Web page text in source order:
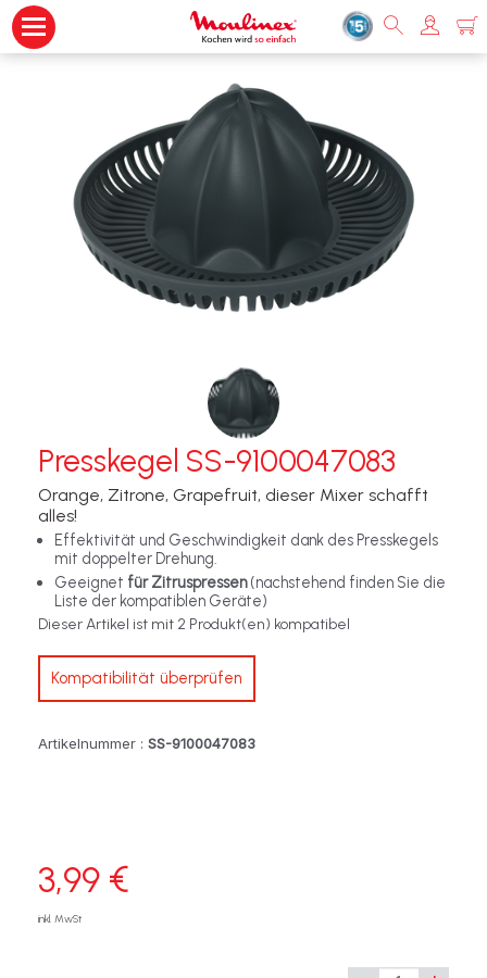
Presskegel SS-9100047083
Orange, Zitrone, Grapefruit, dieser Mixer schafft
alles!
Effektivität und Geschwindigkeit dank des Presskegels
mit doppelter Drehung.
Geeignet für Zitruspressen(nachstehend finden Sie die
Liste der kompatiblen Geräte)
Dieser Artikel ist mit 2 Produkt(en) kompatibel
Kompatibilität überprüfen
Artikelnummer : SS-9100047083
3,99 €
inkl. MwSt